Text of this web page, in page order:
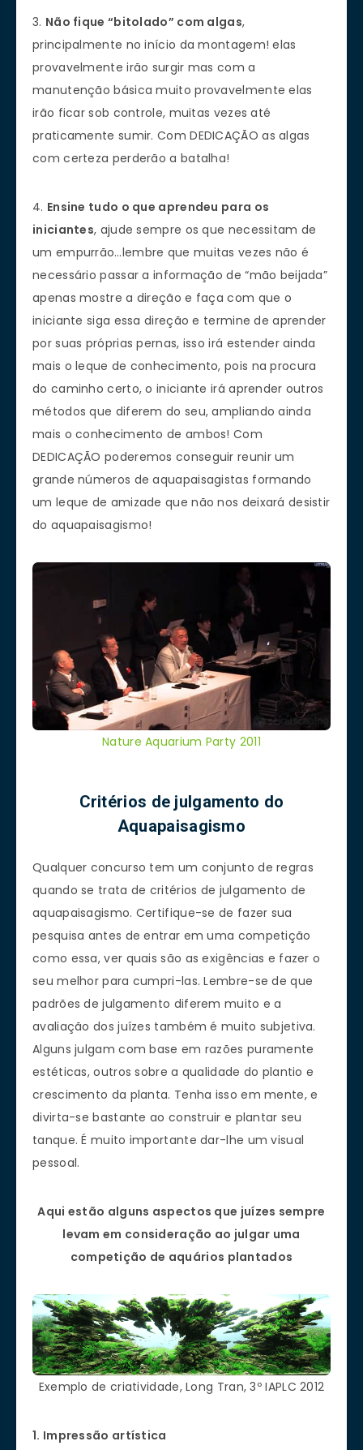
3. Não fique “bitolado” com algas,
principalmente no início da montagem! elas
provavelmente irão surgir mas com a
manutenção básica muito provavelmente elas
irão ficar sob controle, muitas vezes até
praticamente sumir. Com DEDICAÇÃO as algas
com certeza perderão a batalha!
4. Ensine tudo o que aprendeu para os
iniciantes, ajude sempre os que necessitam de
um empurrão…lembre que muitas vezes não é
necessário passar a informação de “mão beijada”
apenas mostre a direção e faça com que o
iniciante siga essa direção e termine de aprender
por suas próprias pernas, isso irá estender ainda
mais o leque de conhecimento, pois na procura
do caminho certo, o iniciante irá aprender outros
métodos que diferem do seu, ampliando ainda
mais o conhecimento de ambos! Com
DEDICAÇÃO poderemos conseguir reunir um
grande números de aquapaisagistas formando
um leque de amizade que não nos deixará desistir
do aquapaisagismo!
Nature Aquarium Party 2011
Critérios de julgamento do
Aquapaisagismo
Qualquer concurso tem um conjunto de regras
quando se trata de critérios de julgamento de
aquapaisagismo. Certifique-se de fazer sua
pesquisa antes de entrar em uma competição
como essa, ver quais são as exigências e fazer o
seu melhor para cumpri-las. Lembre-se de que
padrões de julgamento diferem muito e a
avaliação dos juízes também é muito subjetiva.
Alguns julgam com base em razões puramente
estéticas, outros sobre a qualidade do plantio e
crescimento da planta. Tenha isso em mente, e
divirta-se bastante ao construir e plantar seu
tanque. É muito importante dar-lhe um visual
pessoal.
Aqui estão alguns aspectos que juízes sempre
levam em consideração ao julgar uma
competição de aquários plantados
Exemplo de criatividade, Long Tran, 3º IAPLC 2012
1. Impressão artística